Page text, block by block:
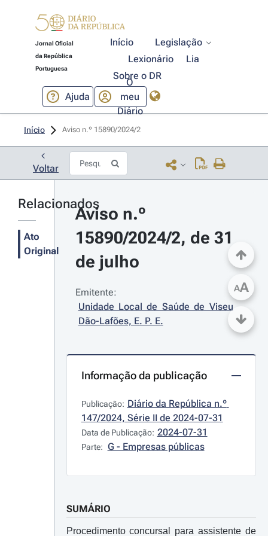
Jornal Oficial
da República
Portuguesa
Início
Legislação
Lexionário
Lia
Sobre o DR
Ajuda
O
meu
Diário
Início Aviso n.º 15890/2024/2
Voltar
Relacionados
Ato
Original
Aviso n.º
15890/2024/2, de 31
de julho
Emitente:
Unidade Local de Saúde de Viseu
Dão-Lafões, E. P. E.
Informação da publicação
Publicação: Diário da República n.º
147/2024, Série II de 2024-07-31
Data de Publicação: 2024-07-31
Parte: G - Empresas públicas
SUMÁRIO
Procedimento concursal para assistente de
AA